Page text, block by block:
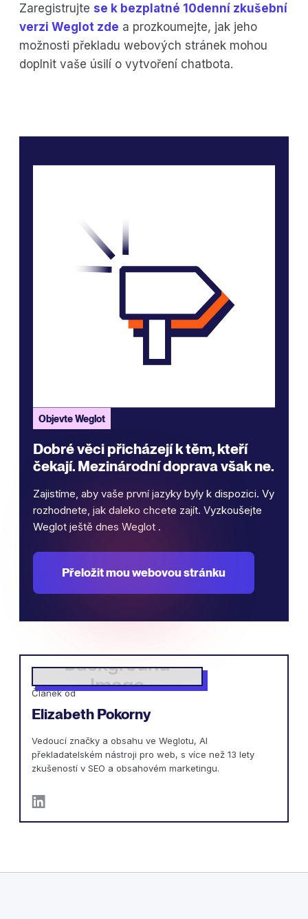
Zaregistrujte se k bezplatné 10denní zkušební
verzi Weglot zde a prozkoumejte, jak jeho
možnosti překladu webových stránek mohou
doplnit vaše úsilí o vytvoření chatbota.
Objevte Weglot
Dobré věci přicházejí k těm, kteří
čekají. Mezinárodní doprava však ne.
Zajistíme, aby vaše první jazyky byly k dispozici. Vy
rozhodnete, jak daleko chcete zajít. Vyzkoušejte
Weglot ještě dnes Weglot .
Přeložit mou webovou stránku
Článek od
Elizabeth Pokorny
Vedoucí značky a obsahu ve Weglotu, AI
překladatelském nástroji pro web, s více než 13 lety
zkušeností v SEO a obsahovém marketingu.